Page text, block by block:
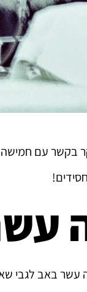
בקשר עם
באב לגבי שאר